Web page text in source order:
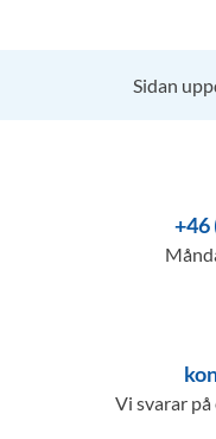
Sidan
+46
Vi svarar